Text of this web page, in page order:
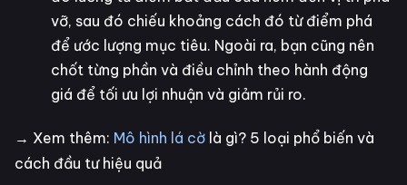
vỡ, sau đó chiếu khoảng cách đó từ điểm phá
để ước lượng mục tiêu. Ngoài ra, bạn cũng nên
chốt từng phần và điều chỉnh theo hành động
giá để tối ưu lợi nhuận và giảm rủi ro.
→ Xem thêm: Mô hình lá cờ là gì? 5 loại phổ biến và
cách đầu tư hiệu quả